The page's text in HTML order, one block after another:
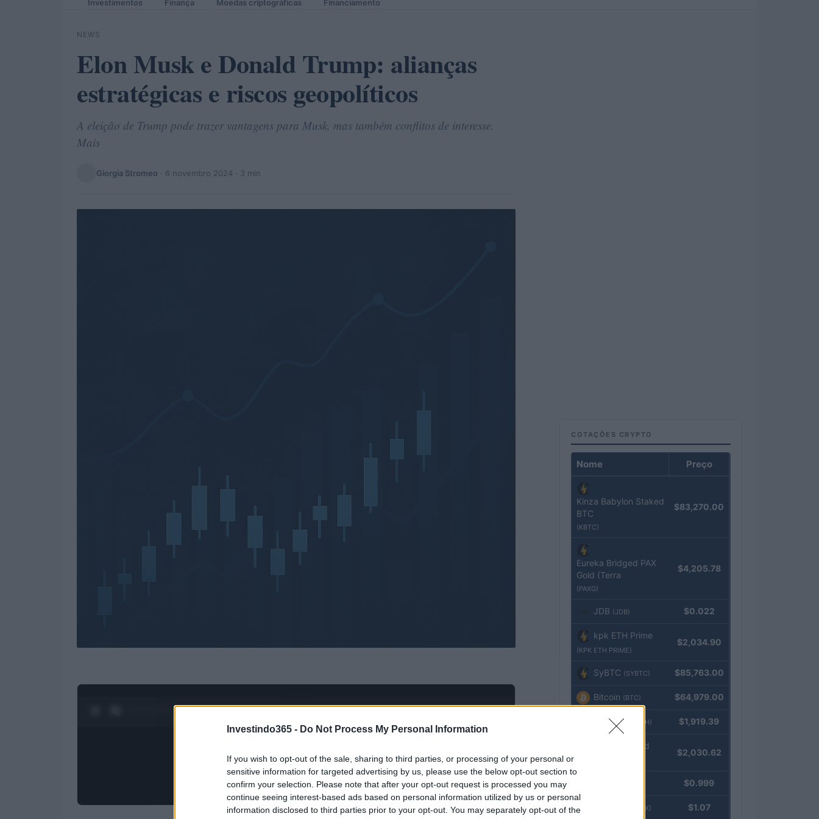
Investindo365 - Do Not Process My Personal Information
If you wish to opt-out of the sale, sharing to third parties, or processing of your personal or
sensitive information for targeted advertising by us, please use the below opt-out section to
confirm your selection. Please note that after your opt-out request is processed you may
continue seeing interest-based ads based on personal information utilized by us or personal
information disclosed to third parties prior to your opt-out. You may separately opt-out of the
Investimentos Finança Moedas criptográficas Financiamento
NEWS
Elon Musk e Donald Trump: alianças
estratégicas e riscos geopolíticos
A eleição de Trump pode trazer vantagens para Musk, mas também conflitos de interesse.
Mais
Giorgia Stromeo · 6 novembro 2024 · 3 min
COTAÇÕES CRYPTO
Nome Preço
Kinza Babylon Staked
BTC
(KBTC)
$83,270.00
Eureka Bridged PAX
Gold (Terra
(PAXG)
$4,205.78
JDB (JDB) $0.022
kpk ETH Prime
(KPK ETH PRIME)
$2,034.90
SyBTC (SYBTC) $85,763.00
Bitcoin (BTC) $64,979.00
Ethereum (ETH) $1,919.39
kpk ETH Yield
$2,030.62
$0.999
(USDEX) $1.07